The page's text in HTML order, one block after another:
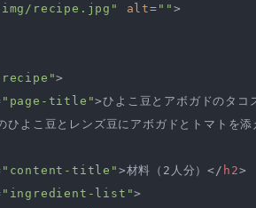
recipe.jpg" alt= "" >
>
"page-title">ひよこ豆とアボガドのタコ
ひよこ豆とレンズ豆にアボガドとトマトを
"content-title" >材料（2人分）</ h2>
"ingredient-list">